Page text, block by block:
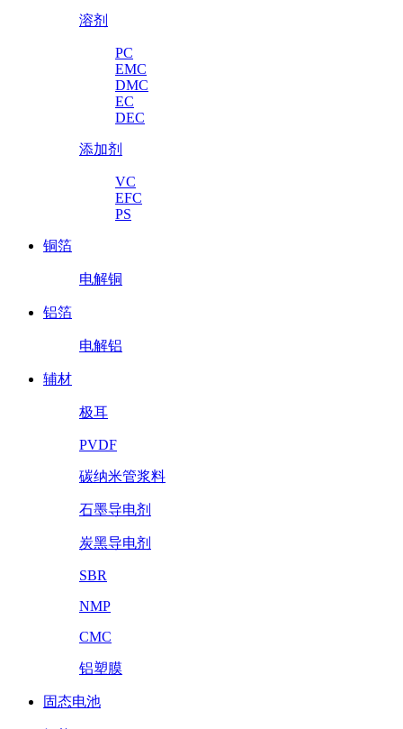
溶剂
PC
EMC
DMC
EC
DEC
添加剂
VC
EFC
PS
铜箔
电解铜
铝箔
电解铝
辅材
极耳
PVDF
碳纳米管浆料
石墨导电剂
炭黑导电剂
SBR
NMP
CMC
铝塑膜
固态电池